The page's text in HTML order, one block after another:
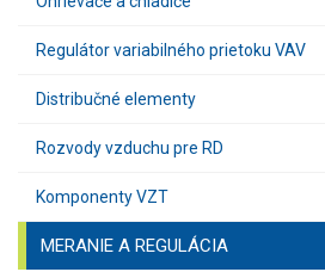
Regulátor variabilného prietoku VAV
Distribučné elementy
Rozvody vzduchu pre RD
Komponenty VZT
MERANIE A REGULÁCIA